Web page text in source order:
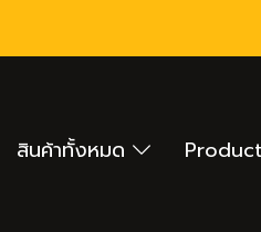
สินค้าทั้งหมด